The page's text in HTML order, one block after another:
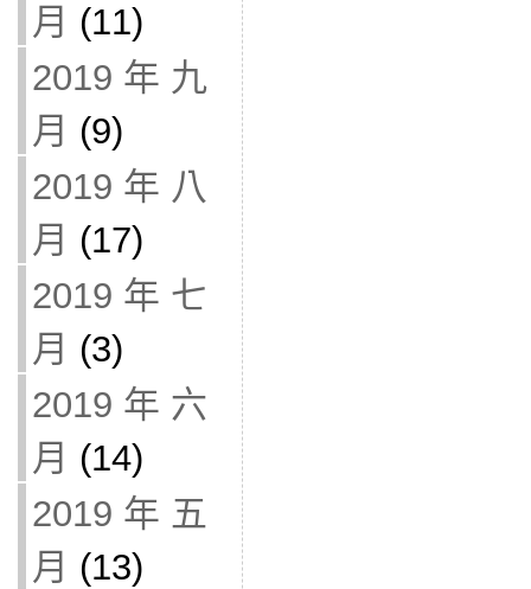
月 (11)
2019 年 九
月 (9)
2019 年 八
月 (17)
2019 年 七
月 (3)
2019 年 六
月 (14)
2019 年 五
月 (13)